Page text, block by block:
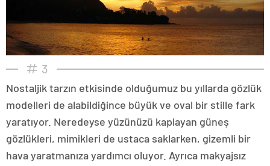
3
Nostaljik tarzın etkisinde olduğumuz bu yıllarda gözlük
modelleri de alabildiğince büyük ve oval bir stille fark
yaratıyor. Neredeyse yüzünüzü kaplayan güneş
gözlükleri, mimikleri de ustaca saklarken, gizemli bir
hava yaratmanıza yardımcı oluyor. Ayrıca makyajsız